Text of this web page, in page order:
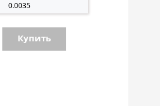
0.0035
Купить